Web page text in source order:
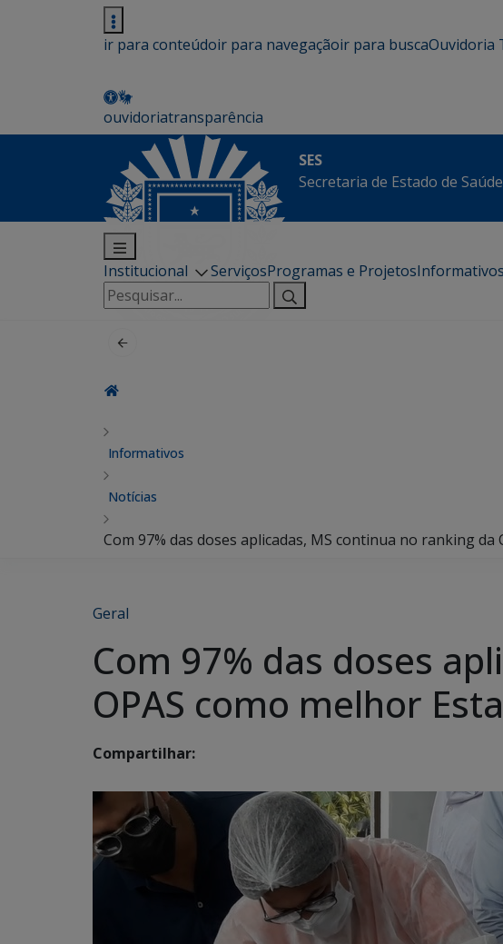
ir para conteúdoir para navegaçãoir para buscaOuvidoria
ouvidoriatransparência
SES
Secretaria de Estado de Saúde
Institucional ServiçosProgramas e ProjetosInformativos
Pesquisar
por:
Informativos
Notícias
Com 97% das doses aplicadas, MS continua no ranking
Geral
Com 97% das doses
OPAS como melhor
Compartilhar: